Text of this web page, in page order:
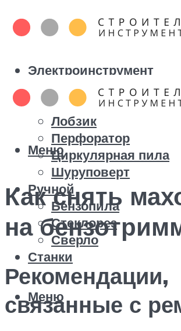
Электроинструмент
Болгарка
Дрель
Лобзик
Перфоратор
Циркулярная пила
Шуруповерт
Ручной
Бензопила
Стеклорез
Сверло
Станки
Меню
Меню
Как снять
на
Рекомендации,
связанные с